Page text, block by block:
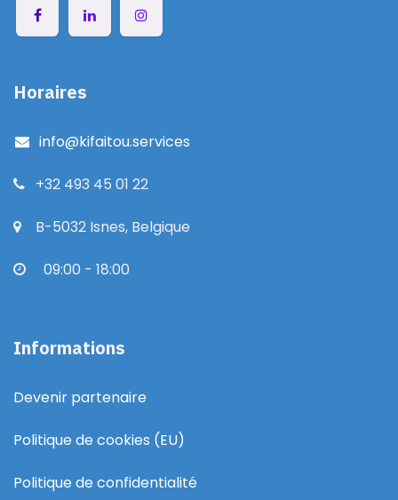
Horaires
info@kifaitou.services
+32 493 45 01 22
B-5032 Isnes, Belgique
09:00 - 18:00
Informations
Devenir partenaire
Politique de cookies (EU)
Politique de confidentialité